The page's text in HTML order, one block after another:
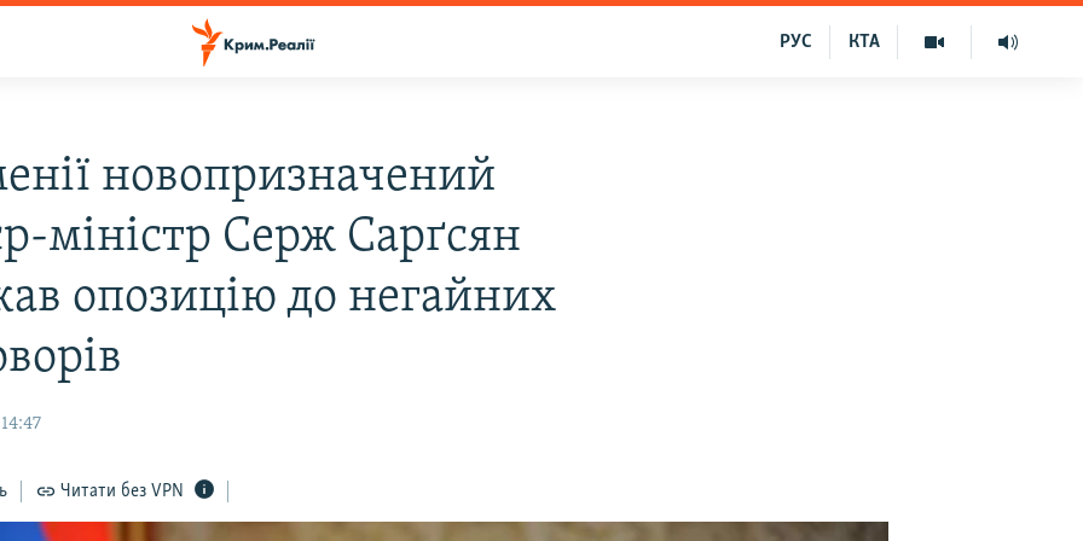
КТА
РУС
новопризначений
міністр Серж Сарґсян
опозицію до негайних
Читати без VPN